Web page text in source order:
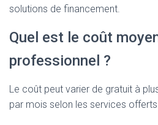
solutions de financement.
Quel est le coût
professionnel ?
Le coût peut varier de gratuit à
par mois selon les services